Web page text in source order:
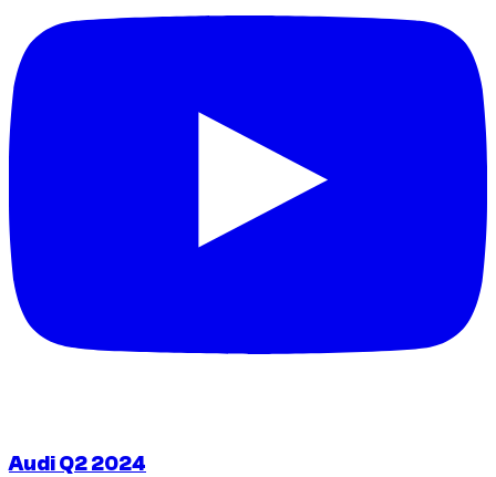
Audi Q2 2024